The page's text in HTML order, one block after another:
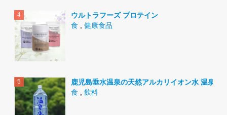
ウルトラフーズ プロテイン
食
健康食品
鹿児島垂水温泉の天然アルカリイオン水 温泉水
食
飲料